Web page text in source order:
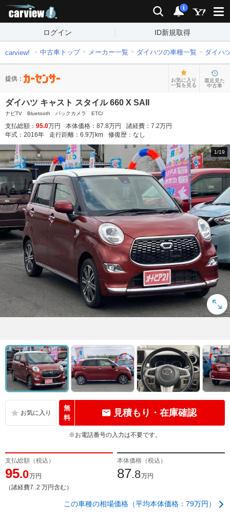
検索 通知
i
ログイン ID新規取得
carview! 中古車トップ メーカー一覧 ダイハツの車種一覧 ダイハ
提供：
お気に入り
一覧を見る
最近見た
中古車
ダイハツ キャスト スタイル 660 X SAII
ナビTV Bluetooth バックカメラ ETC/
支払総額： 95.0万円 本体価格： 87.8万円 諸経費： 7.2万円
年式： 2016年 走行距離： 6.9万km 修復歴： なし
1/19
無
料
見積もり・在庫確認
※お電話番号の入力は不要です。
支払総額（税込）
95.0万円
（諸経費7 .2 万円含む）
本体価格（税込）
87.8万円
この車種の相場価格（平均本体価格：79万円）